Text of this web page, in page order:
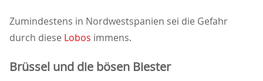
Zumindestens in Nordwestspanien sei die Gefahr
durch diese Lobos immens.
Brüssel und die bösen Biester